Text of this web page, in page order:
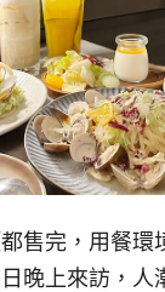
售完，用餐環
晚上來訪，人